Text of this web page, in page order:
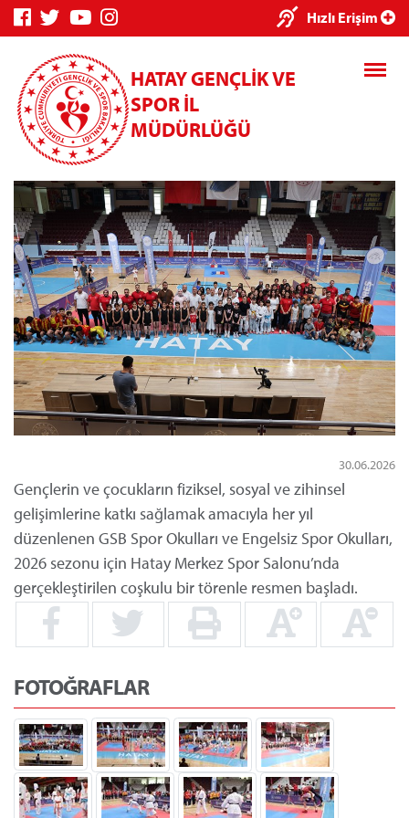
Hızlı Erişim
HATAY GENÇLİK VE
SPOR İL
MÜDÜRLÜĞÜ
30.06.2026
Gençlerin ve çocukların fiziksel, sosyal ve zihinsel
gelişimlerine katkı sağlamak amacıyla her yıl
düzenlenen GSB Spor Okulları ve Engelsiz Spor Okulları,
2026 sezonu için Hatay Merkez Spor Salonu’nda
gerçekleştirilen coşkulu bir törenle resmen başladı.
FOTOĞRAFLAR
×
Genç Bilgi
Sistemi
Spor Bilgi
Sistemi
Kredi/Yurt
İşlemleri
Kredi/Yurt E-
Ödeme